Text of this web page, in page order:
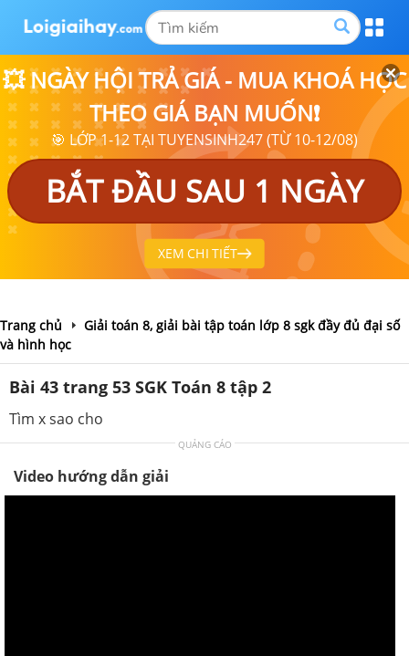
💥 NGÀY HỘI TRẢ GIÁ - MUA KHOÁ HỌC
THEO GIÁ BẠN MUỐN❗
🎯 LỚP 1-12 TẠI TUYENSINH247 (TỪ 10-12/08)
BẮT ĐẦU SAU 1 NGÀY
XEM CHI TIẾT
Trang chủ
Giải toán 8, giải bài tập toán lớp 8 sgk đầy đủ đại số
và hình học
Bài 43 trang 53 SGK Toán 8 tập 2
Tìm x sao cho
QUẢNG CÁO
Video hướng dẫn giải